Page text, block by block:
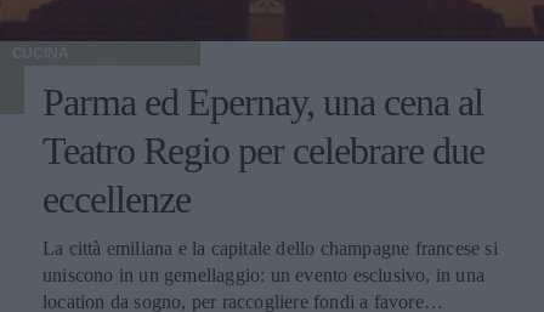
CUCINA
Parma ed Epernay, una cena al
Teatro Regio per celebrare due
eccellenze
La città emiliana e la capitale dello champagne francese si
uniscono in un gemellaggio: un evento esclusivo, in una
location da sogno, per raccogliere fondi a favore